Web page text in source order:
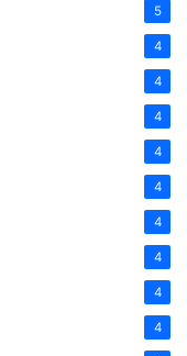
5
4
4
4
4
4
4
4
4
4